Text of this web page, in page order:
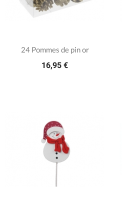
24 Pommes de pin or
16,95 €